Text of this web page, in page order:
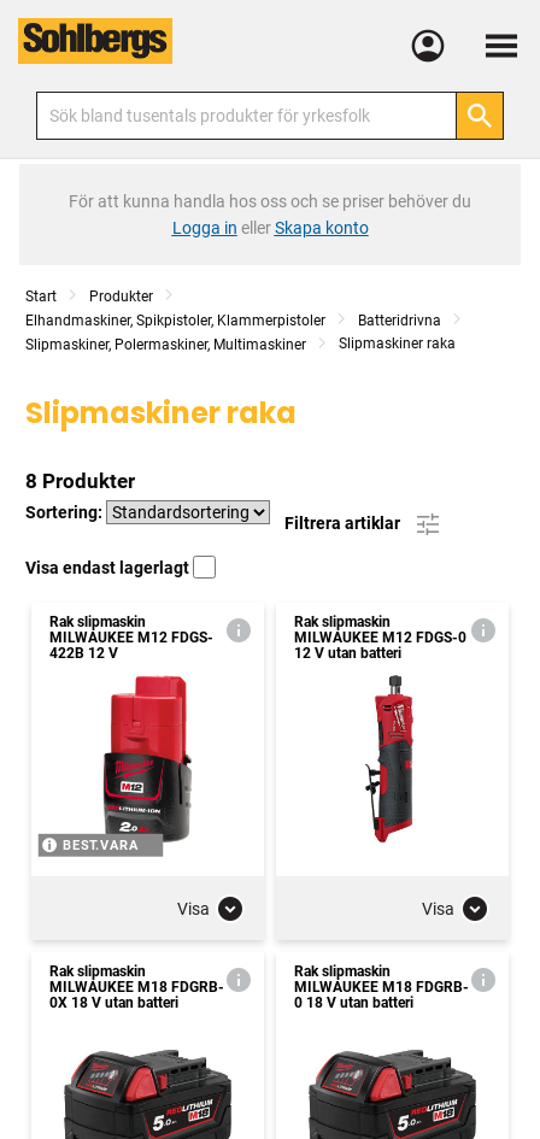
Meny
För att kunna handla hos oss och se priser behöver du
Logga in ellerSkapa konto
Start
Produkter
Elhandmaskiner, Spikpistoler, Klammerpistoler
Batteridrivna
Slipmaskiner, Polermaskiner, Multimaskiner
Slipmaskiner raka
Slipmaskiner raka
8 Produkter
Sortering:
Filtrera artiklar
Visa endast lagerlagt
Rak slipmaskin
MILWAUKEE M12 FDGS-
422B 12 V
BEST.VARA
Visa
Rak slipmaskin
MILWAUKEE M12 FDGS-0
12 V utan batteri
Visa
Rak slipmaskin
MILWAUKEE M18 FDGRB-
0X 18 V utan batteri
Rak slipmaskin
MILWAUKEE M18 FDGRB-
0 18 V utan batteri